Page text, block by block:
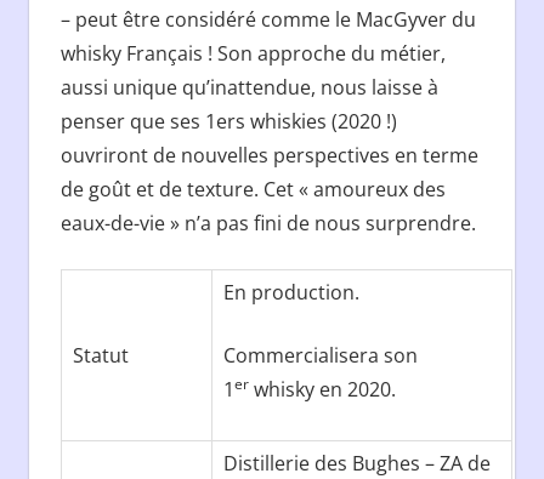
– peut être considéré comme le MacGyver du
whisky Français ! Son approche du métier,
aussi unique qu’inattendue, nous laisse à
penser que ses 1ers whiskies (2020 !)
ouvriront de nouvelles perspectives en terme
de goût et de texture. Cet « amoureux des
eaux-de-vie » n’a pas fini de nous surprendre.
Statut
En production.
Commercialisera son
1er whisky en 2020.
Distillerie des Bughes – ZA de